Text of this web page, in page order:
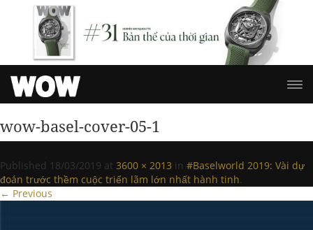
wow-basel-cover-05-1
Published 18/03/2019 at 3600 × 2013 in #Baselworld 2019: Vài dự
đoán trước thềm cuộc triển lãm lớn nhất hành tinh.
← Previous